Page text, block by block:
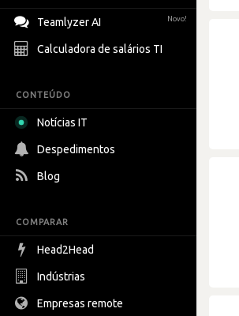
Teamlyzer AI Novo!
Calculadora de salários TI
CONTEÚDO
Notícias IT
Despedimentos
Blog
COMPARAR
Head2Head
Indústrias
Empresas remote